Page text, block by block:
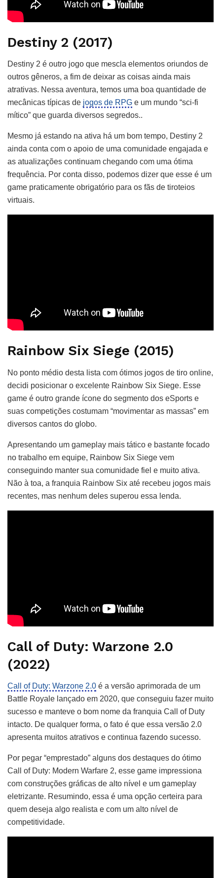
Destiny 2 (2017)
Destiny 2 é outro jogo que mescla elementos oriundos de
outros gêneros, a fim de deixar as coisas ainda mais
atrativas. Nessa aventura, temos uma boa quantidade de
mecânicas típicas de jogos de RPG e um mundo “sci-fi
mítico” que guarda diversos segredos..
Mesmo já estando na ativa há um bom tempo, Destiny 2
ainda conta com o apoio de uma comunidade engajada e
as atualizações continuam chegando com uma ótima
frequência. Por conta disso, podemos dizer que esse é um
game praticamente obrigatório para os fãs de tiroteios
virtuais.
Rainbow Six Siege (2015)
No ponto médio desta lista com ótimos jogos de tiro online,
decidi posicionar o excelente Rainbow Six Siege. Esse
game é outro grande ícone do segmento dos eSports e
suas competições costumam “movimentar as massas” em
diversos cantos do globo.
Apresentando um gameplay mais tático e bastante focado
no trabalho em equipe, Rainbow Six Siege vem
conseguindo manter sua comunidade fiel e muito ativa.
Não à toa, a franquia Rainbow Six até recebeu jogos mais
recentes, mas nenhum deles superou essa lenda.
Call of Duty: Warzone 2.0
(2022)
Call of Duty: Warzone 2.0 é a versão aprimorada de um
Battle Royale lançado em 2020, que conseguiu fazer muito
sucesso e manteve o bom nome da franquia Call of Duty
intacto. De qualquer forma, o fato é que essa versão 2.0
apresenta muitos atrativos e continua fazendo sucesso.
Por pegar “emprestado” alguns dos destaques do ótimo
Call of Duty: Modern Warfare 2, esse game impressiona
com construções gráficas de alto nível e um gameplay
eletrizante. Resumindo, essa é uma opção certeira para
quem deseja algo realista e com um alto nível de
competitividade.